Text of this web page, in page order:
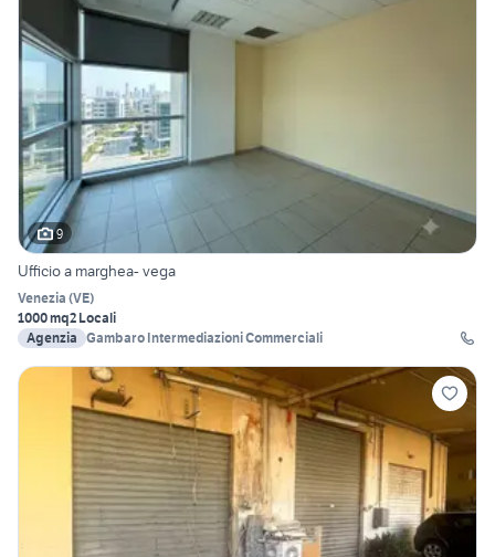
9
Ufficio a marghea- vega
Venezia (VE)
1000 mq2 Locali
Agenzia Gambaro Intermediazioni Commerciali